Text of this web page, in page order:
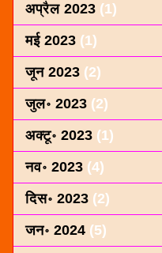
अप्रैल 2023 (1)
मई 2023 (1)
जून 2023 (2)
जुल॰ 2023 (2)
अक्टू॰ 2023 (1)
नव॰ 2023 (4)
दिस॰ 2023 (2)
जन॰ 2024 (5)